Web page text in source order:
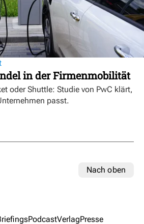
in der Firmenmobilität
oder Shuttle: Studie von PwC klärt,
passt.
Nach oben
PodcastVerlagPresse